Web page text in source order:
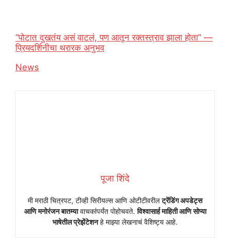
“पोटात दुखतंय असं वाटलं, पण आतून रक्तस्त्राव झाला होता” —
प्रियदर्शिनीचा थरारक अनुभव
In relation to
News
पूजा शिंदे
मी मराठी चित्रपट, टीव्ही सिरीयल्स आणि ओटीटीवरीलट्रेंडिंग अपडेट्स
आणि मनोरंजन बातम्यावाचकांपर्यंत पोहोचवते.विश्वासार्ह माहिती आणि सोप्या
भाषेतील प्रेझेंटेशनहे माझ्या लेखनाचं वैशिष्ट्य आहे.